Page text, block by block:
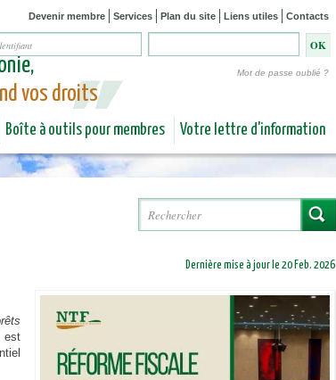
Devenir membre Services Plan du site Liens utiles Contacts
Mot de passe oublié ?
vos droits
Boîte à outils pour membres Votre lettre d'information
Formulaire de recherche
Rechercher
Dernière mise à jour le 20 Feb. 2026
est